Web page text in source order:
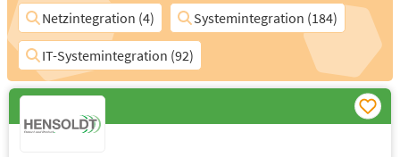
Netzintegration (4)
Systemintegration (184)
IT-Systemintegration (92)